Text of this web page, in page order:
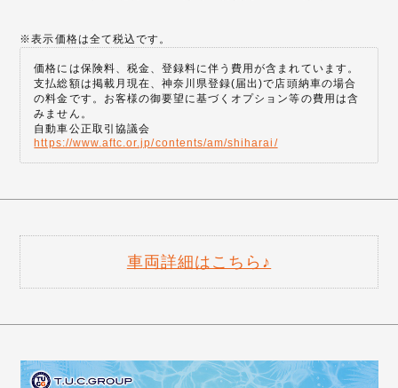
※表示価格は全て税込です。
価格には保険料、税金、登録料に伴う費用が含まれています。
支払総額は掲載月現在、神奈川県登録(届出)で店頭納車の場合
の料金です。お客様の御要望に基づくオプション等の費用は含
みません。
自動車公正取引協議会
https://www.aftc.or.jp/contents/am/shiharai/
車両詳細はこちら♪